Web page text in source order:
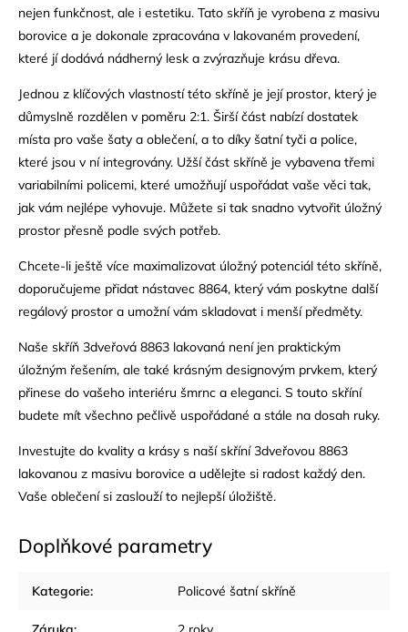
nejen funkčnost, ale i estetiku. Tato skříň je vyrobena z masivu
borovice a je dokonale zpracována v lakovaném provedení,
které jí dodává nádherný lesk a zvýrazňuje krásu dřeva.
Jednou z klíčových vlastností této skříně je její prostor, který je
důmyslně rozdělen v poměru 2:1. Širší část nabízí dostatek
místa pro vaše šaty a oblečení, a to díky šatní tyči a police,
které jsou v ní integrovány. Užší část skříně je vybavena třemi
variabilními policemi, které umožňují uspořádat vaše věci tak,
jak vám nejlépe vyhovuje. Můžete si tak snadno vytvořit úložný
prostor přesně podle svých potřeb.
Chcete-li ještě více maximalizovat úložný potenciál této skříně,
doporučujeme přidat nástavec 8864, který vám poskytne další
regálový prostor a umožní vám skladovat i menší předměty.
Naše skříň 3dveřová 8863 lakovaná není jen praktickým
úložným řešením, ale také krásným designovým prvkem, který
přinese do vašeho interiéru šmrnc a eleganci. S touto skříní
budete mít všechno pečlivě uspořádané a stále na dosah ruky.
Investujte do kvality a krásy s naší skříní 3dveřovou 8863
lakovanou z masivu borovice a udělejte si radost každý den.
Vaše oblečení si zaslouží to nejlepší úložiště.
Doplňkové parametry
Kategorie: Policové šatní skříně